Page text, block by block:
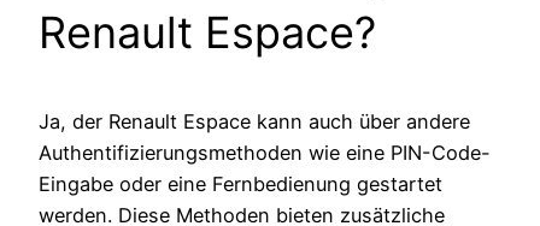
Renault Espace?
Ja, der Renault Espace kann auch über andere
Authentifizierungsmethoden wie eine PIN-Code-
Eingabe oder eine Fernbedienung gestartet
werden. Diese Methoden bieten zusätzliche